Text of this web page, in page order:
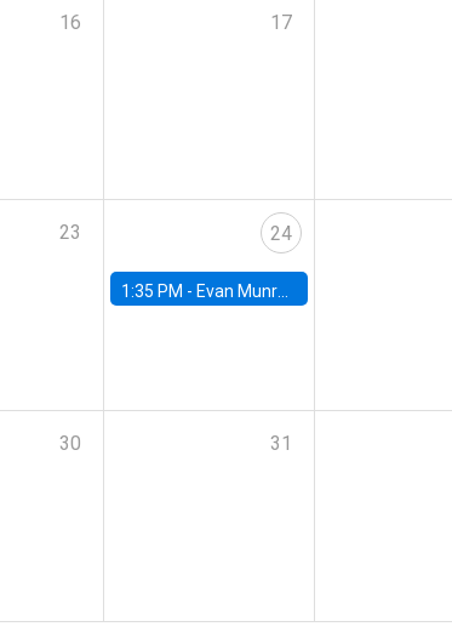
16 17
23 24
1:35 PM - Evan Munro, Neyman Visiting Assistant Professor in the Department of Statistics at UC Berkeley
30 31